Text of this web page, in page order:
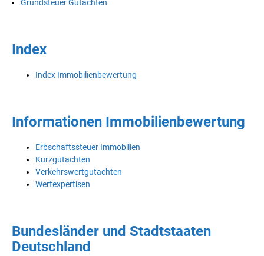
Grundsteuer Gutachten
Index
Index Immobilienbewertung
Informationen Immobilienbewertung
Erbschaftssteuer Immobilien
Kurzgutachten
Verkehrswertgutachten
Wertexpertisen
Bundesländer und Stadtstaaten
Deutschland